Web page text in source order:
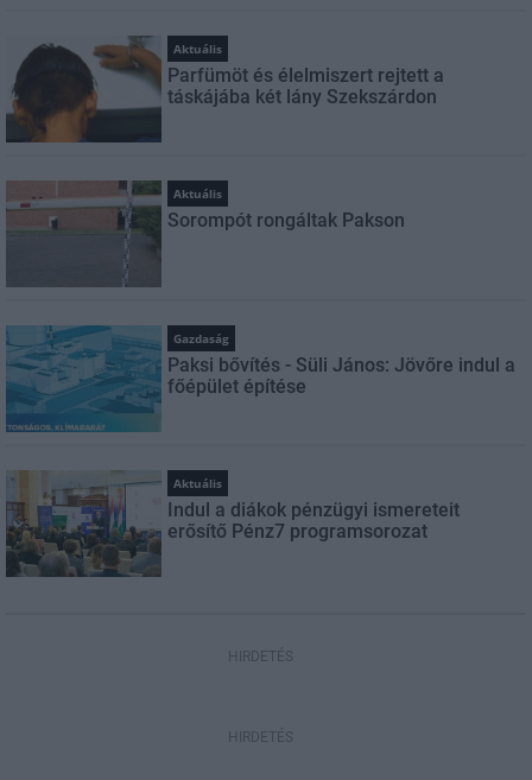
Aktuális
Parfümöt és élelmiszert rejtett a
táskájába két lány Szekszárdon
Aktuális
Sorompót rongáltak Pakson
Gazdaság
Paksi bővítés - Süli János: Jövőre indul a
főépület építése
Aktuális
Indul a diákok pénzügyi ismereteit
erősítő Pénz7 programsorozat
HIRDETÉS
HIRDETÉS